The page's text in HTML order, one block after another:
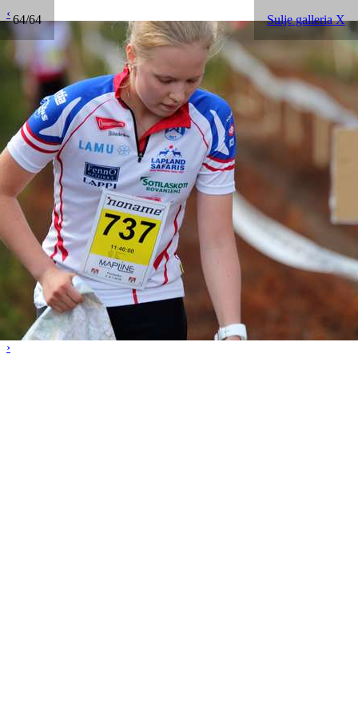
64/64 Sulje galleria X
‹
›